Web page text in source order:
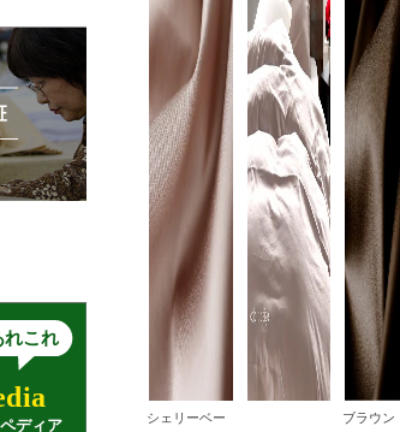
シェリーベー
ブラウン